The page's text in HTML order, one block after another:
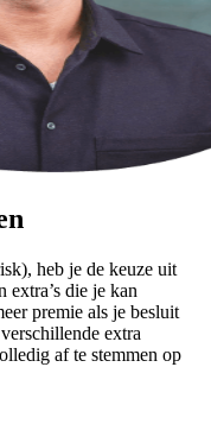
heb je de keuze uit
die je kan
premie als je besluit
extra
af te stemmen op